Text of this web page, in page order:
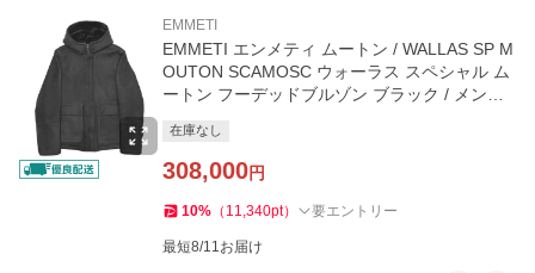
EMMETI
EMMETI エンメティ ムートン / WALLAS SP M
OUTON SCAMOSC ウォーラス スペシャル ム
ートン フーデッドブルゾン ブラック / メンズ
在庫なし
308,000円
10% （ 11,340pt） 要エントリー
最短8/11お届け